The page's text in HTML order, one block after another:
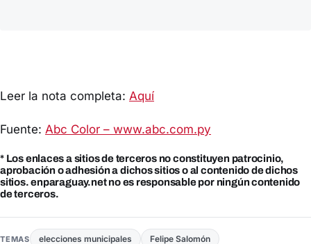
Leer la nota completa: Aquí
Fuente: Abc Color – www.abc.com.py
* Los enlaces a sitios de terceros no constituyen patrocinio,
aprobación o adhesión a dichos sitios o al contenido de dichos
sitios. enparaguay.net no es responsable por ningún contenido
de terceros.
TEMAS elecciones municipales Felipe Salomón